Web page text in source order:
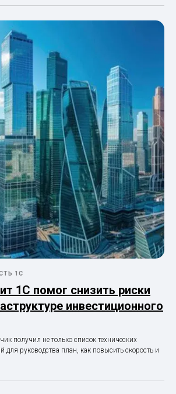
1С
1С помог снизить риски
инвестиционного
получил не только список технических
для руководства план, как повысить скорость и